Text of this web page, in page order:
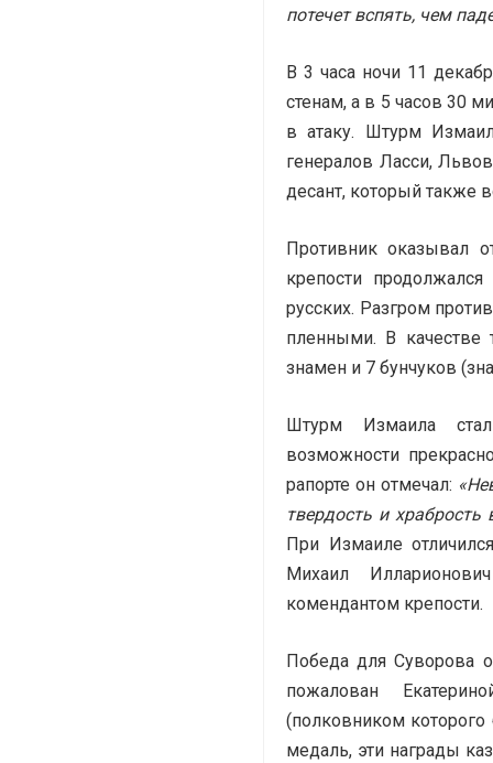
потечет вспять, чем
В 3 часа ночи 11
стенам, а в 5 часов 30
в атаку. Штурм
генералов Ласси,
десант, который также
Противник оказывал
крепости
русских. Разгром
пленными. В качестве
знамен и 7 бунчуков
Штурм Измаила
возможности
рапорте он отмечал:
твердость и
При Измаиле
Михаил
комендантом крепости.
Победа для Суворова
пожалован
(полковником
медаль, эти награды